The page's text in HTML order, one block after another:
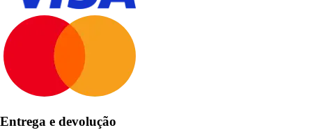
Entrega e devolução